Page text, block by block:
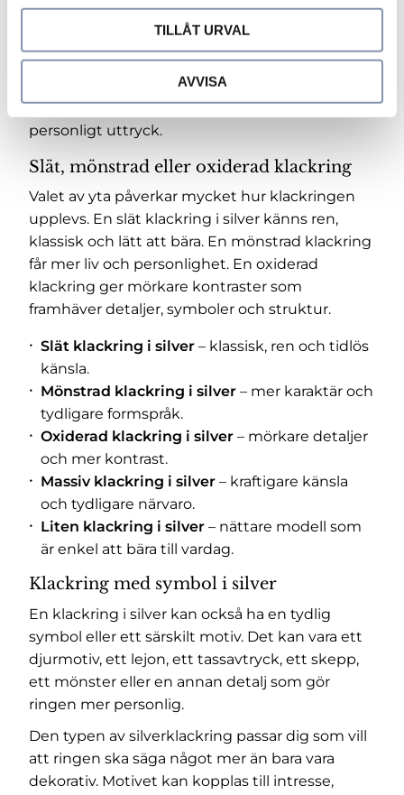
TILLÅT URVAL
AVVISA
Silver är enkelt att kombinera med andra
smycken och passar både till vardagsstil och
mer genomtänkta smyckeskombinationer. En
klackring i silver kan bäras ensam eller
tillsammans med andra silverringar för ett mer
personligt uttryck.
Slät, mönstrad eller oxiderad klackring
Valet av yta påverkar mycket hur klackringen
upplevs. En slät klackring i silver känns ren,
klassisk och lätt att bära. En mönstrad klackring
får mer liv och personlighet. En oxiderad
klackring ger mörkare kontraster som
framhäver detaljer, symboler och struktur.
Slät klackring i silver – klassisk, ren och tidlös
känsla.
Mönstrad klackring i silver – mer karaktär och
tydligare formspråk.
Oxiderad klackring i silver – mörkare detaljer
och mer kontrast.
Massiv klackring i silver – kraftigare känsla
och tydligare närvaro.
Liten klackring i silver – nättare modell som
är enkel att bära till vardag.
Klackring med symbol i silver
En klackring i silver kan också ha en tydlig
symbol eller ett särskilt motiv. Det kan vara ett
djurmotiv, ett lejon, ett tassavtryck, ett skepp,
ett mönster eller en annan detalj som gör
ringen mer personlig.
Den typen av silverklackring passar dig som vill
att ringen ska säga något mer än bara vara
dekorativ. Motivet kan kopplas till intresse,